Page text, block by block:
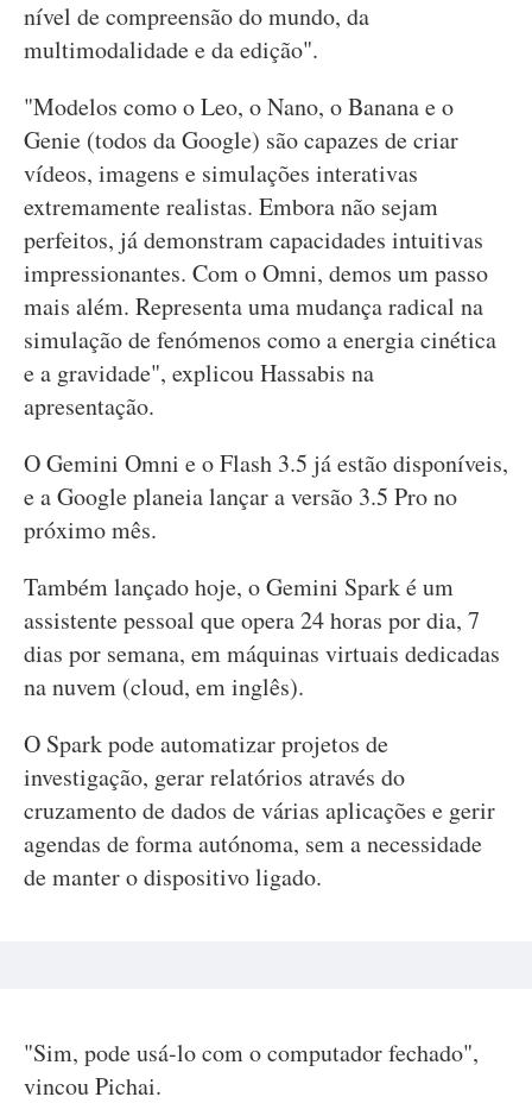
nível de compreensão do mundo, da
multimodalidade e da edição".
"Modelos como o Leo, o Nano, o Banana e o
Genie (todos da Google) são capazes de criar
vídeos, imagens e simulações interativas
extremamente realistas. Embora não sejam
perfeitos, já demonstram capacidades intuitivas
impressionantes. Com o Omni, demos um passo
mais além. Representa uma mudança radical na
simulação de fenómenos como a energia cinética
e a gravidade", explicou Hassabis na
apresentação.
O Gemini Omni e o Flash 3.5 já estão disponíveis,
e a Google planeia lançar a versão 3.5 Pro no
próximo mês.
Também lançado hoje, o Gemini Spark é um
assistente pessoal que opera 24 horas por dia, 7
dias por semana, em máquinas virtuais dedicadas
na nuvem (cloud, em inglês).
O Spark pode automatizar projetos de
investigação, gerar relatórios através do
cruzamento de dados de várias aplicações e gerir
agendas de forma autónoma, sem a necessidade
de manter o dispositivo ligado.
"Sim, pode usá-lo com o computador fechado",
vincou Pichai.